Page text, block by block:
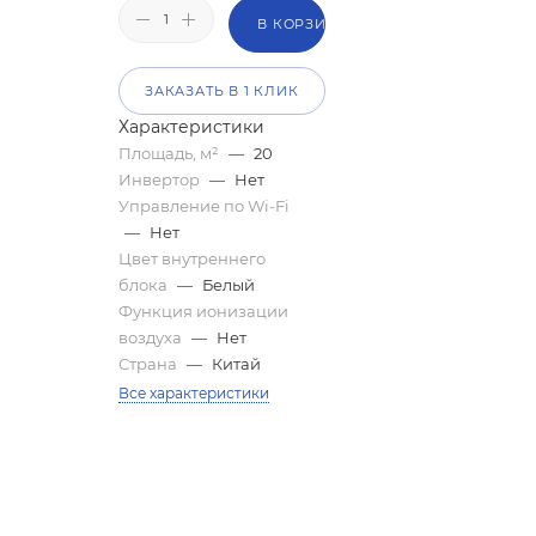
В КОРЗИНУ
ЗАКАЗАТЬ В 1 КЛИК
Характеристики
Площадь, м² — 20
Инвертор — Нет
Управление по Wi-Fi
— Нет
Цвет внутреннего
блока — Белый
Функция ионизации
воздуха — Нет
Страна — Китай
Все характеристики